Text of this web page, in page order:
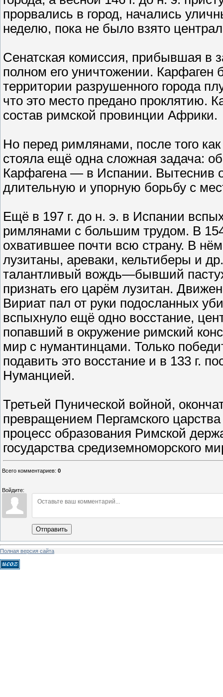
прорвались в город, начались
неделю, пока не было взято
Сенатская комиссия, прибывшая в
полном его уничтожении. Карфаген
территории разрушенного города
что это место предано проклятию.
состав римской провинции Африки.
Но перед римлянами, после того
стояла ещё одна сложная задача:
Карфагена — в Испании. Вытеснив
длительную и упорную борьбу с
Ещё в 197 г. до н. э. в Испании
римлянами с большим трудом. В
охватившее почти всю страну. В
лузитаны, ареваки, кельтиберы и
талантливый вождь—бывший
признать его царём лузитан.
Вириат пал от руки подосланных
вспыхнуло ещё одно восстание,
попавший в окружение римский
мир с нумантинцами. Только
подавить это восстание и в 133 г.
Нуманцией.
Третьей Пунической войной,
превращением Пергамского
процесс образования Римской
государства средиземноморского
Всего комментариев: 0
Войдите:
Отправить
Полная версия сайта